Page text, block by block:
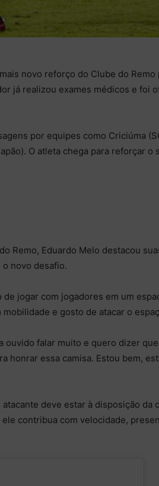
novo reforço do Clube do Remo
já realizou exames médicos e foi
por equipes como Criciúma
O atleta chega para reforçar o
Remo, Eduardo Melo destacou
novo desafio.
de jogar com jogadores em um
e gosto de atacar o
ouvido falar muito e quero dizer
honrar essa camisa. Estou bem,
deve estar à disposição da
contribua com velocidade,